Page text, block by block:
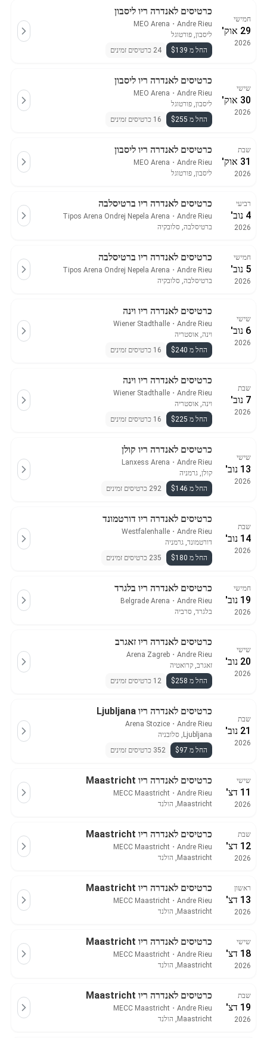
חמישי
29 אוק'
2026
כרטיסים לאנדרה ריו ליסבון
Andre Rieu
・
MEO Arena
ליסבון, פורטוגל
החל מ $139
24 כרטיסים זמינים
שישי
30 אוק'
2026
כרטיסים לאנדרה ריו ליסבון
Andre Rieu
・
MEO Arena
ליסבון, פורטוגל
החל מ $255
16 כרטיסים זמינים
שבת
31 אוק'
2026
כרטיסים לאנדרה ריו ליסבון
Andre Rieu
・
MEO Arena
ליסבון, פורטוגל
רביעי
4 נוב'
2026
כרטיסים לאנדרה ריו ברטיסלבה
Andre Rieu
・
Tipos Arena Ondrej Nepela Arena
ברטיסלבה, סלובקיה
חמישי
5 נוב'
2026
כרטיסים לאנדרה ריו ברטיסלבה
Andre Rieu
・
Tipos Arena Ondrej Nepela Arena
ברטיסלבה, סלובקיה
שישי
6 נוב'
2026
כרטיסים לאנדרה ריו וינה
Andre Rieu
・
Wiener Stadthalle
וינה, אוסטריה
החל מ $240
16 כרטיסים זמינים
שבת
7 נוב'
2026
כרטיסים לאנדרה ריו וינה
Andre Rieu
・
Wiener Stadthalle
וינה, אוסטריה
החל מ $225
16 כרטיסים זמינים
שישי
13 נוב'
2026
כרטיסים לאנדרה ריו קולן
Andre Rieu
・
Lanxess Arena
קולן, גרמניה
החל מ $146
292 כרטיסים זמינים
שבת
14 נוב'
2026
כרטיסים לאנדרה ריו דורטמונד
Andre Rieu
・
Westfalenhalle
דורטמונד, גרמניה
החל מ $180
235 כרטיסים זמינים
חמישי
19 נוב'
2026
כרטיסים לאנדרה ריו בלגרד
Andre Rieu
・
Belgrade Arena
בלגרד, סרביה
שישי
20 נוב'
2026
כרטיסים לאנדרה ריו זאגרב
Andre Rieu
・
Arena Zagreb
זאגרב, קרואטיה
החל מ $258
12 כרטיסים זמינים
שבת
21 נוב'
2026
כרטיסים לאנדרה ריו Ljubljana
Andre Rieu
・
Arena Stozice
Ljubljana, סלובניה
החל מ $97
352 כרטיסים זמינים
שישי
11 דצ'
2026
כרטיסים לאנדרה ריו Maastricht
Andre Rieu
・
MECC Maastricht
Maastricht, הולנד
שבת
12 דצ'
2026
כרטיסים לאנדרה ריו Maastricht
Andre Rieu
・
MECC Maastricht
Maastricht, הולנד
ראשון
13 דצ'
2026
כרטיסים לאנדרה ריו Maastricht
Andre Rieu
・
MECC Maastricht
Maastricht, הולנד
שישי
18 דצ'
2026
כרטיסים לאנדרה ריו Maastricht
Andre Rieu
・
MECC Maastricht
Maastricht, הולנד
שבת
19 דצ'
2026
כרטיסים לאנדרה ריו Maastricht
Andre Rieu
・
MECC Maastricht
Maastricht, הולנד